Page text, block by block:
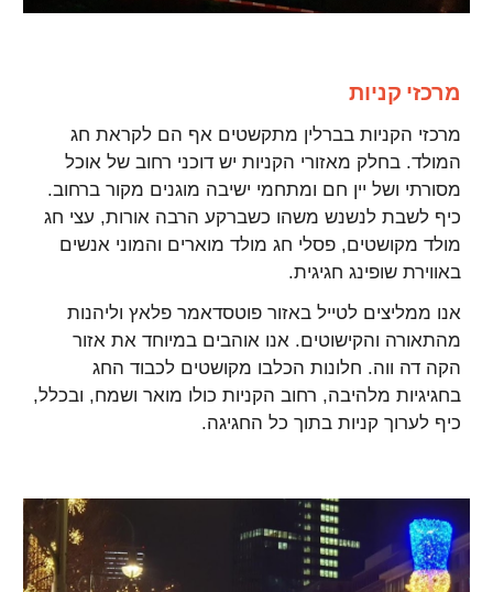
מרכזי קניות
מרכזי הקניות בברלין מתקשטים אף הם לקראת חג
המולד. בחלק מאזורי הקניות יש דוכני רחוב של אוכל
מסורתי ושל יין חם ומתחמי ישיבה מוגנים מקור ברחוב.
כיף לשבת לנשנש משהו כשברקע הרבה אורות, עצי חג
מולד מקושטים, פסלי חג מולד מוארים והמוני אנשים
באווירת שופינג חגיגית.
אנו ממליצים לטייל באזור פוטסדאמר פלאץ וליהנות
מהתאורה והקישוטים. אנו אוהבים במיוחד את אזור
הקה דה ווה. חלונות הכלבו מקושטים לכבוד החג
בחגיגיות מלהיבה, רחוב הקניות כולו מואר ושמח, ובכלל,
כיף לערוך קניות בתוך כל החגיגה.